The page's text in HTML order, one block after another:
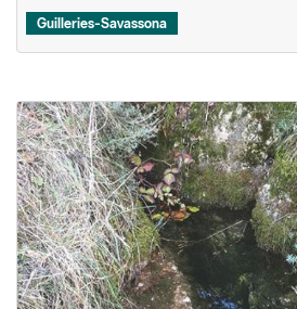
Guilleries-Savassona